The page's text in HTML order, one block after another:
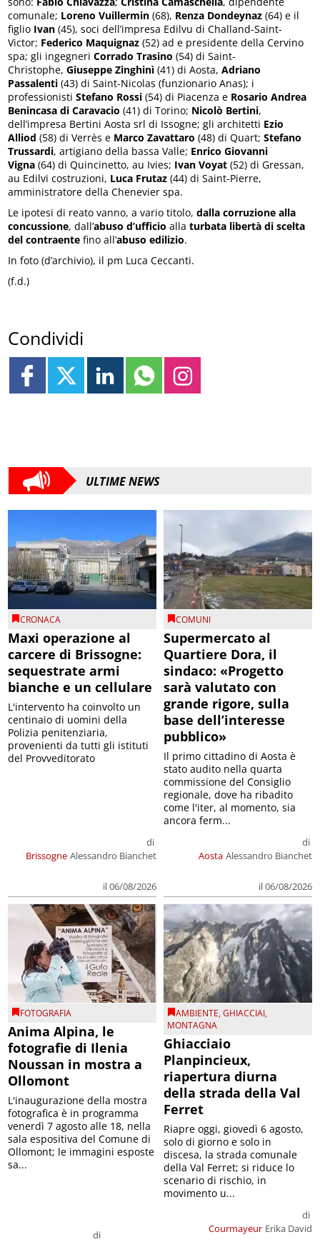
comunale; Loreno Vuillermin (68), Renza Dondeynaz (64) e il
figlio Ivan (45), soci dell’impresa Edilvu di Challand-Saint-
Victor; Federico Maquignaz (52) ad e presidente della Cervino
spa; gli ingegneriCorrado Trasino (54) di Saint-
Christophe,Giuseppe Zinghinì (41) di Aosta, Adriano
Passalenti (43) di Saint-Nicolas (funzionario Anas); i
professionistiStefano Rossi (54) di Piacenza e Rosario Andrea
Benincasa di Caravacio (41) di Torino; Nicolò Bertini,
dell’impresa Bertini Aosta srl di Issogne; gli architetti Ezio
Alliod (58) di Verrès e Marco Zavattaro (48) di Quart;Stefano
Trussardi, artigiano della bassa Valle; Enrico Giovanni
Vigna (64) di Quincinetto, au Ivies; Ivan Voyat (52) di Gressan,
au Edilvi costruzioni, Luca Frutaz (44) di Saint-Pierre,
amministratore della Chenevier spa.
Le ipotesi di reato vanno, a vario titolo,dalla corruzione alla
concussione, dall’abuso d’ufficio alla turbata libertà di scelta
del contraente fino all’abuso edilizio.
In foto (d’archivio), il pm Luca Ceccanti.
(f.d.)
Condividi
ULTIME NEWS
CRONACA
Maxi operazione al
carcere di Brissogne:
sequestrate armi
bianche e un cellulare
Brissogne
di
Alessandro Bianchet
il 06/08/2026
L'intervento ha coinvolto un
centinaio di uomini della
Polizia penitenziaria,
provenienti da tutti gli istituti
del Provveditorato
COMUNI
Supermercato al
Quartiere Dora, il
sindaco: «Progetto
sarà valutato con
grande rigore, sulla
base dell’interesse
pubblico»
Aosta
di
Alessandro Bianchet
il 06/08/2026
Il primo cittadino di Aosta è
stato audito nella quarta
commissione del Consiglio
regionale, dove ha ribadito
come l'iter, al momento, sia
ancora ferm...
FOTOGRAFIA
Anima Alpina, le
fotografie di Ilenia
Noussan in mostra a
Ollomont
di
L'inaugurazione della mostra
fotografica è in programma
venerdì 7 agosto alle 18, nella
sala espositiva del Comune di
Ollomont; le immagini esposte
sa...
AMBIENTE,GHIACCIAI,
MONTAGNA
Ghiacciaio
Planpincieux,
riapertura diurna
della strada della Val
Ferret
Courmayeur
di
Erika David
Riapre oggi, giovedì 6 agosto,
solo di giorno e solo in
discesa, la strada comunale
della Val Ferret; si riduce lo
scenario di rischio, in
movimento u...